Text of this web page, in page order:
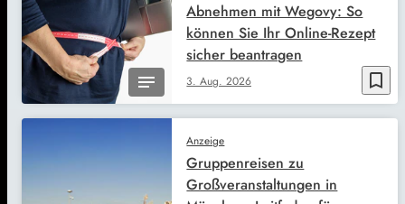
bookmark_border
3. Aug. 2026
Abnehmen mit Wegovy: So
können Sie Ihr Online-Rezept
sicher beantragen
Anzeige
Gruppenreisen zu
Großveranstaltungen in